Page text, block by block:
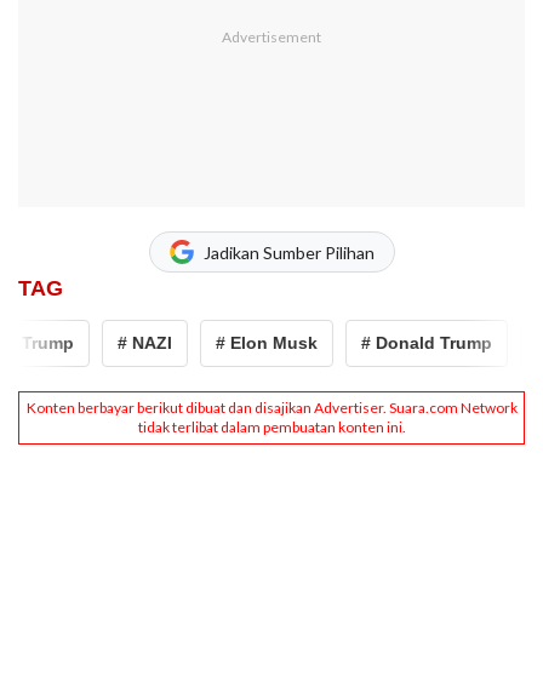
Jadikan Sumber Pilihan
TAG
Trump # NAZI # Elon Musk # Donald Trump